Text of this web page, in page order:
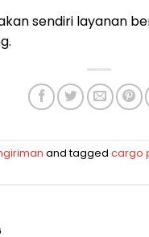
sendiri layanan
and tagged cargo